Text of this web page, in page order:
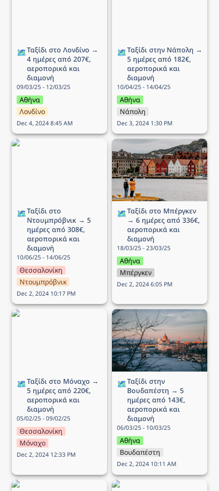
🗺️Ταξίδι στο Λονδίνο →
4 ημέρες από 207€,
αεροπορικά και
διαμονή
09/03/25 - 12/03/25
Αθήνα
Λονδίνο
Dec 4, 2024 8:45 AM
🗺️Ταξίδι στην Νάπολη →
5 ημέρες από 182€,
αεροπορικά και
διαμονή
10/04/25 - 14/04/25
Αθήνα
Νάπολη
Dec 3, 2024 1:30 PM
Ταξίδι στο Ντουμπρόβνικ
🗺️Ταξίδι στο
Ντουμπρόβνικ → 5
ημέρες από 308€,
αεροπορικά και
διαμονή
10/06/25 - 14/06/25
Θεσσαλονίκη
Ντουμπρόβνικ
Dec 2, 2024 10:17 PM
Ταξίδι στo Μπέργκεν → 6
ημέρες από 336€,
αεροπορικά και διαμονή
🗺️Ταξίδι στo Μπέργκεν
→ 6 ημέρες από 336€,
αεροπορικά και
διαμονή
18/03/25 - 23/03/25
Αθήνα
Μπέργκεν
Dec 2, 2024 6:05 PM
Ταξίδι στο Μόναχο → 5
🗺️Ταξίδι στο Μόναχο →
5 ημέρες από 220€,
αεροπορικά και
διαμονή
05/02/25 - 09/02/25
Θεσσαλονίκη
Μόναχο
Dec 2, 2024 12:33 PM
Ταξίδι στην Βουδαπέστη
→ 5 ημέρες από 143€,
αεροπορικά και διαμονή
🗺️Ταξίδι στην
Βουδαπέστη → 5
ημέρες από 143€,
αεροπορικά και
διαμονή
06/03/25 - 10/03/25
Αθήνα
Βουδαπέστη
Dec 2, 2024 10:11 AM
Ταξίδι στην Γενεύη → 4
Ταξίδι στο Λονδίνο → 4